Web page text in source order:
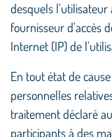
desquels l'utilisateur
fournisseur d'accès
Internet (IP) de
En tout état de
personnelles
traitement déclaré
participants à des